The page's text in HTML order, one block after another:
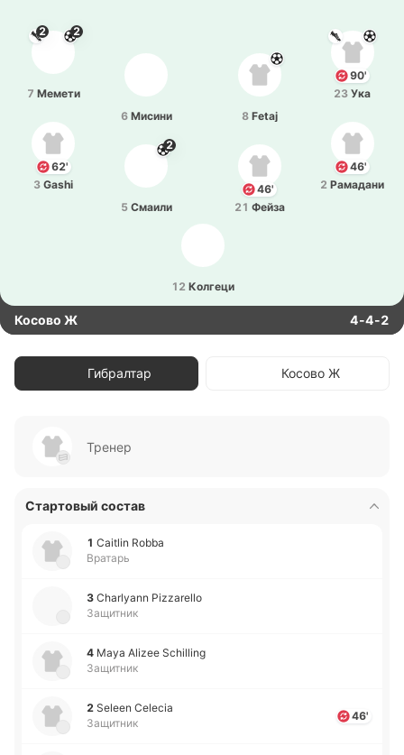
12 Ко­лге­ци
46'
2 Ра­ма­да­ни
46'
21 Фейза
2
5 Смаили
62'
3 Gashi
2 2
7 Мемети
6 Мисини
90'
23 Ука
8 Fetaj
Косово Ж 4-4-2
Гибралтар Косово Ж
Тренер
Стартовый состав
1 Caitlin Robba
Вратарь
3 Charlyann Pizzarello
Защитник
4 Maya Alizee Schilling
Защитник
2 Seleen Celecia
Защитник
46'